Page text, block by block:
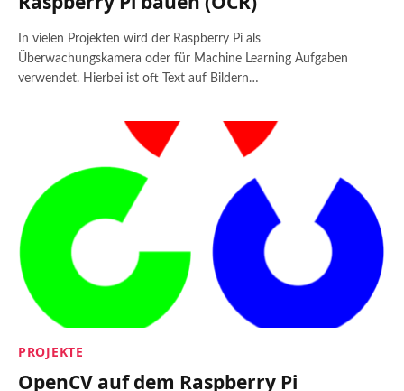
In vielen Projekten wird der Raspberry Pi als
Überwachungskamera oder für Machine Learning Aufgaben
verwendet. Hierbei ist oft Text auf Bildern…
PROJEKTE
OpenCV auf dem Raspberry Pi